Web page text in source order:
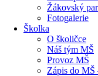
Žákovský
Fotogalerie
Školka
O školičce
Náš tým MŠ
Provoz MŠ
Zápis do